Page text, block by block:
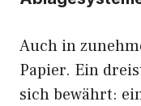
Auch in
Papier. Ein
sich bewährt: